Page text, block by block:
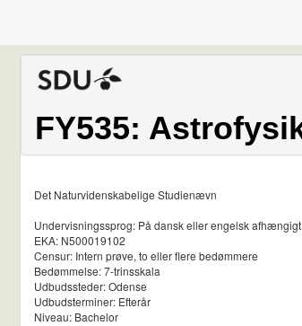
FY535:
Det Naturvidenskabelige Studienævn
Undervisningssprog: På dansk eller engelsk
EKA: N500019102
Censur: Intern prøve, to eller flere bedømmere
Bedømmelse: 7-trinsskala
Udbudssteder: Odense
Udbudsterminer: Efterår
Niveau: Bachelor